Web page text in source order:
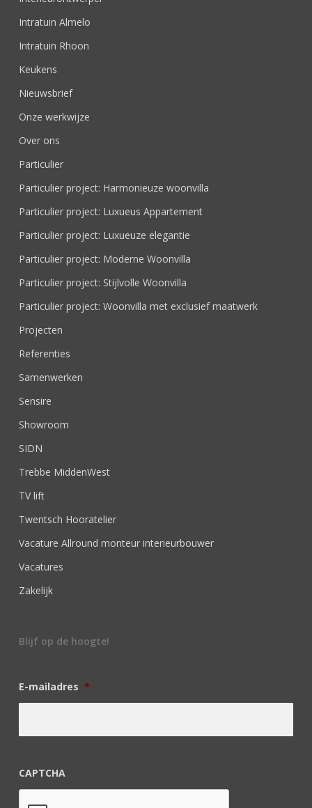
Intratuin Almelo
Intratuin Rhoon
Keukens
Nieuwsbrief
Onze werkwijze
Over ons
Particulier
Particulier project: Harmonieuze woonvilla
Particulier project: Luxueus Appartement
Particulier project: Luxueuze elegantie
Particulier project: Moderne Woonvilla
Particulier project: Stijlvolle Woonvilla
Particulier project: Woonvilla met exclusief maatwerk
Projecten
Referenties
Samenwerken
Sensire
Showroom
SIDN
Trebbe MiddenWest
TV lift
Twentsch Hooratelier
Vacature Allround monteur interieurbouwer
Vacatures
Zakelijk
Blijf op de hoogte!
E-mailadres *
CAPTCHA